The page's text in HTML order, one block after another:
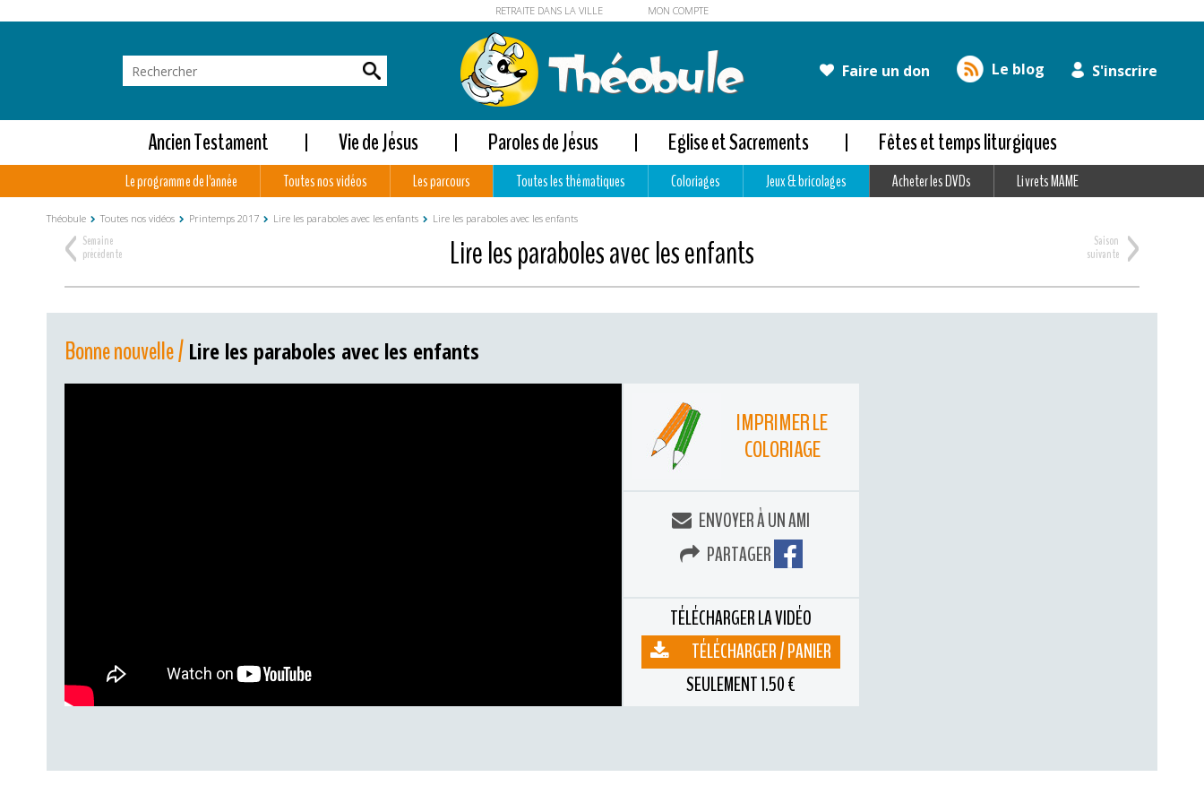
RETRAITE DANS LA VILLE MON COMPTE
Faire un don Le blog S'inscrire
Ancien Testament Vie de Jésus Paroles de Jésus Eglise et Sacrements Fêtes et temps liturgiques
Le programme de l'année Toutes nos vidéos Les parcours Toutes les thématiques Coloriages Jeux & bricolages Acheter les DVDs Livrets MAME
Théobule Toutes nos vidéos Printemps 2017 Lire les paraboles avec les enfants Lire les paraboles avec les enfants
Lire les paraboles avec les enfants
<Semaine
précédente
>
Saison
suivante
Bonne nouvelle / Lire les paraboles avec les enfants
IMPRIMER LE
COLORIAGE
ENVOYER À UN AMI
PARTAGER
TÉLÉCHARGER LA VIDÉO
TÉLÉCHARGER / PANIER
SEULEMENT 1.50 €